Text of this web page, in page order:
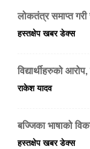
लोकतंत्र समाप्त
हस्तक्षेप खबर डेक्स
विद्यार्थीहरुको
राकेश यादव
बज्जिका भाषाको
हस्तक्षेप खबर डेक्स